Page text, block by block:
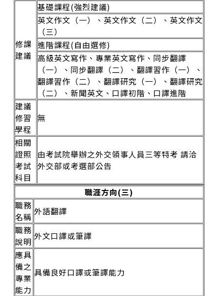
修課
建議
基礎課程(強烈建議)
英文作文（一）、英文作文（二）、英文作文
（三）
進階課程(自由選修)
高級英文寫作、專業英文寫作、同步翻譯
（一）、同步翻譯（二）、翻譯習作（一）、
翻譯習作（二）、翻譯研究（一）、翻譯研究
（二）、新聞英文、口譯初階、口譯進階
建議
修習
學程
無
相關
證照
考試
科目
由考試院舉辦之外交領事人員三等特考 請洽
外交部或考選部公告
職涯方向(三)
職務
名稱 外語翻譯
職務
說明 外文口譯或筆譯
應具
備之
專業
能力
具備良好口譯或筆譯能力